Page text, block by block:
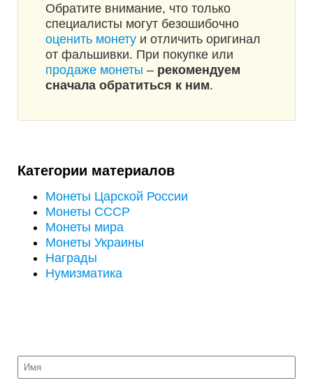
Обратите внимание, что только
специалисты могут безошибочно
оценить монету и отличить оригинал
от фальшивки. При покупке или
продаже монеты – рекомендуем
сначала обратиться к ним.
Категории материалов
Монеты Царской России
Монеты СССР
Монеты мира
Монеты Украины
Награды
Нумизматика